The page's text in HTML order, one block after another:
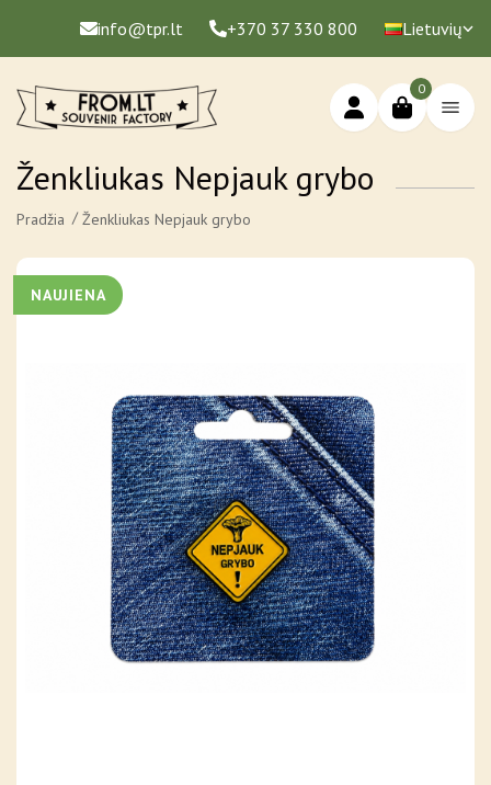
info@tpr.lt +370 37 330 800 Lietuvių
0
Ženkliukas Nepjauk grybo
Pradžia Ženkliukas Nepjauk grybo
NAUJIENA